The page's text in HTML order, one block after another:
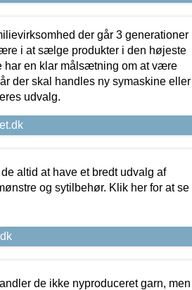
der går 3 generationer
i at sælge produkter i den højeste
har en klar målsætning om at være
der skal handles ny symaskine eller
udvalg.
altid at have et bredt udvalg af
og sytilbehør. Klik her for at se
de ikke nyproduceret garn, men